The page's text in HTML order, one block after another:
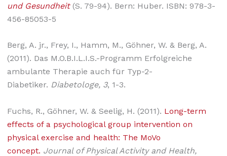
und Gesundheit (S. 79-94). Bern: Huber. ISBN: 978-3-
456-85053-5
Berg, A. jr., Frey, I., Hamm, M., Göhner, W. & Berg, A.
(2011). Das M.O.B.I.L.I.S.-Programm Erfolgreiche
ambulante Therapie auch für Typ-2-
Diabetiker. Diabetologe, 3, 1-3.
Fuchs, R., Göhner, W. & Seelig, H. (2011). Long-term
effects of a psychological group intervention on
physical exercise and health: The MoVo
concept. Journal of Physical Activity and Health,